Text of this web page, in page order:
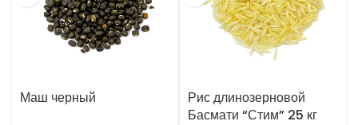
Маш черный
Рис длинозерновой
Басмати “Стим” 25 кг